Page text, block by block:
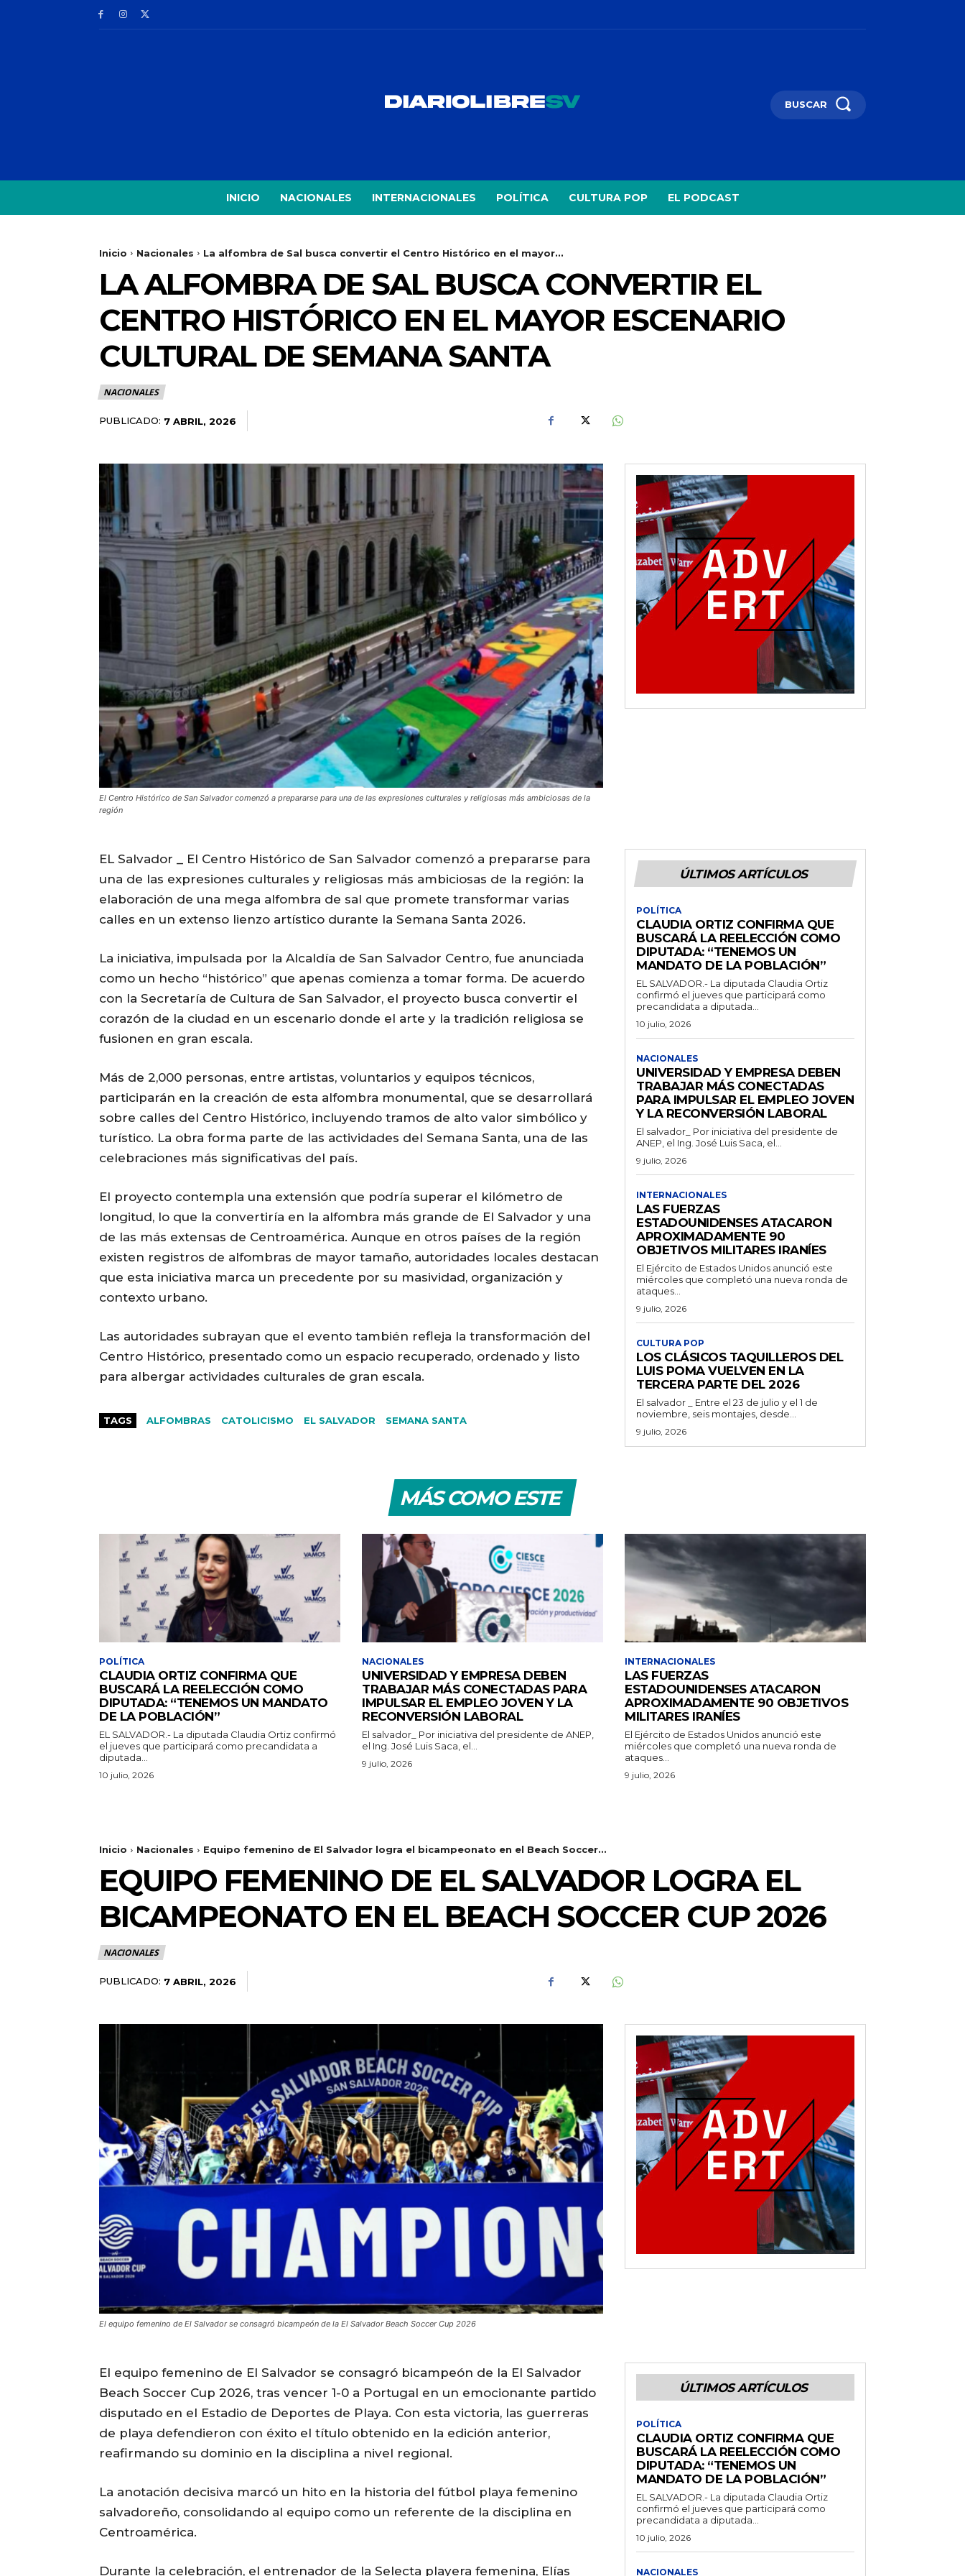
BUSCAR
INICIO NACIONALES INTERNACIONALES POLÍTICA CULTURA POP EL PODCAST
Inicio Nacionales La alfombra de Sal busca convertir el Centro Histórico en el mayor...
LA ALFOMBRA DE SAL BUSCA CONVERTIR EL
CENTRO HISTÓRICO EN EL MAYOR ESCENARIO
CULTURAL DE SEMANA SANTA
NACIONALES
PUBLICADO: 7 ABRIL, 2026
El Centro Histórico de San Salvador comenzó a prepararse para una de las expresiones culturales y religiosas más ambiciosas de la
región
EL Salvador _ El Centro Histórico de San Salvador comenzó a prepararse para
una de las expresiones culturales y religiosas más ambiciosas de la región: la
elaboración de una mega alfombra de sal que promete transformar varias
calles en un extenso lienzo artístico durante la Semana Santa 2026.
La iniciativa, impulsada por la Alcaldía de San Salvador Centro, fue anunciada
como un hecho “histórico” que apenas comienza a tomar forma. De acuerdo
con la Secretaría de Cultura de San Salvador, el proyecto busca convertir el
corazón de la ciudad en un escenario donde el arte y la tradición religiosa se
fusionen en gran escala.
Más de 2,000 personas, entre artistas, voluntarios y equipos técnicos,
participarán en la creación de esta alfombra monumental, que se desarrollará
sobre calles del Centro Histórico, incluyendo tramos de alto valor simbólico y
turístico. La obra forma parte de las actividades del Semana Santa, una de las
celebraciones más significativas del país.
El proyecto contempla una extensión que podría superar el kilómetro de
longitud, lo que la convertiría en la alfombra más grande de El Salvador y una
de las más extensas de Centroamérica. Aunque en otros países de la región
existen registros de alfombras de mayor tamaño, autoridades locales destacan
que esta iniciativa marca un precedente por su masividad, organización y
contexto urbano.
Las autoridades subrayan que el evento también refleja la transformación del
Centro Histórico, presentado como un espacio recuperado, ordenado y listo
para albergar actividades culturales de gran escala.
TAGS ALFOMBRAS CATOLICISMO EL SALVADOR SEMANA SANTA
ÚLTIMOS ARTÍCULOS
POLÍTICA
CLAUDIA ORTIZ CONFIRMA QUE
BUSCARÁ LA REELECCIÓN COMO
DIPUTADA: “TENEMOS UN
MANDATO DE LA POBLACIÓN”
EL SALVADOR.- La diputada Claudia Ortiz
confirmó el jueves que participará como
precandidata a diputada...
10 julio, 2026
NACIONALES
UNIVERSIDAD Y EMPRESA DEBEN
TRABAJAR MÁS CONECTADAS
PARA IMPULSAR EL EMPLEO JOVEN
Y LA RECONVERSIÓN LABORAL
El salvador_ Por iniciativa del presidente de
ANEP, el Ing. José Luis Saca, el...
9 julio, 2026
INTERNACIONALES
LAS FUERZAS
ESTADOUNIDENSES ATACARON
APROXIMADAMENTE 90
OBJETIVOS MILITARES IRANÍES
El Ejército de Estados Unidos anunció este
miércoles que completó una nueva ronda de
ataques...
9 julio, 2026
CULTURA POP
LOS CLÁSICOS TAQUILLEROS DEL
LUIS POMA VUELVEN EN LA
TERCERA PARTE DEL 2026
El salvador _ Entre el 23 de julio y el 1 de
noviembre, seis montajes, desde...
9 julio, 2026
MÁS COMO ESTE
POLÍTICA
CLAUDIA ORTIZ CONFIRMA QUE
BUSCARÁ LA REELECCIÓN COMO
DIPUTADA: “TENEMOS UN MANDATO
DE LA POBLACIÓN”
EL SALVADOR.- La diputada Claudia Ortiz confirmó
el jueves que participará como precandidata a
diputada...
10 julio, 2026
NACIONALES
UNIVERSIDAD Y EMPRESA DEBEN
TRABAJAR MÁS CONECTADAS PARA
IMPULSAR EL EMPLEO JOVEN Y LA
RECONVERSIÓN LABORAL
El salvador_ Por iniciativa del presidente de ANEP,
el Ing. José Luis Saca, el...
9 julio, 2026
INTERNACIONALES
LAS FUERZAS
ESTADOUNIDENSES ATACARON
APROXIMADAMENTE 90 OBJETIVOS
MILITARES IRANÍES
El Ejército de Estados Unidos anunció este
miércoles que completó una nueva ronda de
ataques...
9 julio, 2026